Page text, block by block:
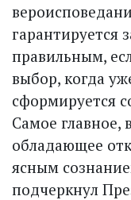
гарантируется
правильным,
выбор, когда
сформируется
Самое главное,
обладающее
ясным
подчеркнул